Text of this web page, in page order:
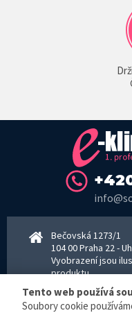
Bečovská 1273/1
104 00 Praha 22 -
Vyobrazení jsou
produktu.
www.sokra.cz│
Tento web používá
Soubory cookie